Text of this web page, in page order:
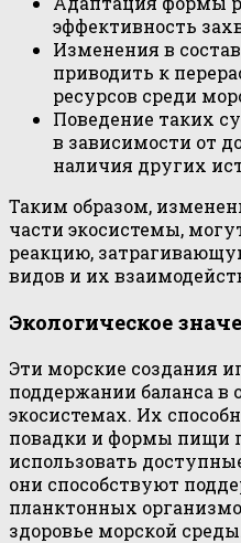
эффективность
Изменения в
приводить к
ресурсов среди
Поведение таких
в зависимости от
наличия других
Таким образом,
части экосистемы,
реакцию,
видов и их
Экологическое
Эти морские создания
поддержании баланса в
экосистемах. Их
повадки и формы пищи
использовать
они способствуют
планктонных
здоровье морской